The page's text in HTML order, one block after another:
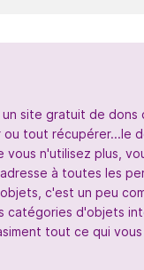
site gratuit de dons
ou tout
vous n'utilisez plus,
à toutes les
c'est un peu
catégories d'objets
tout ce qui